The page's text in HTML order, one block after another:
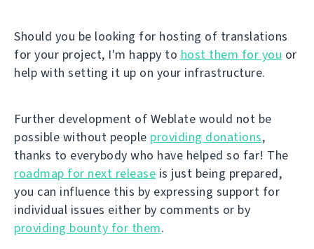
Should you be looking for hosting of translations
for your project, I'm happy to host them for you or
help with setting it up on your infrastructure.
Further development of Weblate would not be
possible without people providing donations,
thanks to everybody who have helped so far! The
roadmap for next release is just being prepared,
you can influence this by expressing support for
individual issues either by comments or by
providing bounty for them.